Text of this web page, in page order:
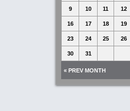
9 10 11 12
16 17 18 19
23 24 25 26
30 31
« PREV MONTH